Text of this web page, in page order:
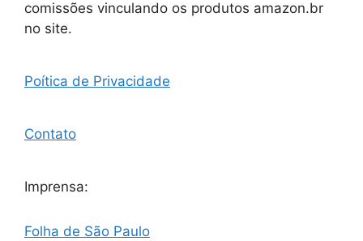
comissões vinculando os produtos amazon.br
no site.
Poítica de Privacidade
Contato
Imprensa:
Folha de São Paulo